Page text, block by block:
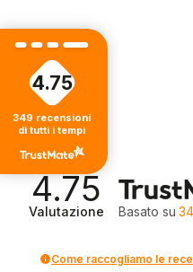
4.75
Valutazione Basato su
Come raccogliamo le
4.75
349 recensioni
di tutti i tempi